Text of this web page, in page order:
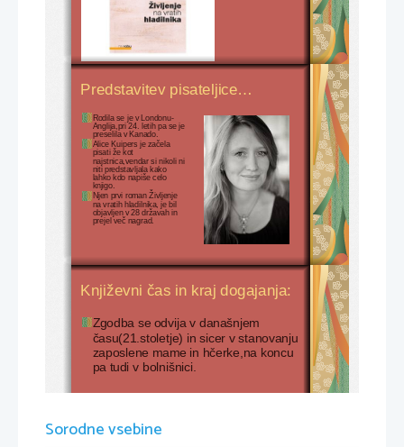
Predstavitev pisateljice...
Rodila se je v Londonu-
Anglija,pri 24. letih pa se je
preselila v Kanado.
Alice Kuipers je začela
pisati že kot
najstnica,vendar si nikoli ni
niti predstavljala kako
lahko kdo napiše celo
knjigo.
Njen prvi roman Življenje
na vratih hladilnika, je bil
objavljen v 28 državah in
prejel več nagrad.
Književni čas in kraj dogajanja:
Zgodba se odvija v današnjem
času(21.stoletje) in sicer v stanovanju
zaposlene mame in hčerke,na koncu
pa tudi v bolnišnici.
Sorodne vsebine